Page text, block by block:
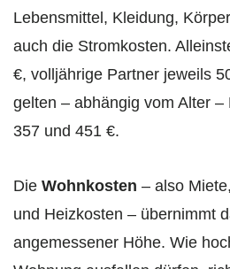
Lebensmittel, Kleidung,
auch die Stromkosten.
€, volljährige Partner jeweils
gelten – abhängig vom Alter
357 und 451 €.
Die Wohnkosten – also
und Heizkosten – übernimmt
angemessener Höhe. Wie